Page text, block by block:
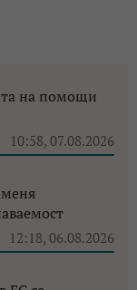
на помощи
10:58, 07.08.2026
12:18, 06.08.2026